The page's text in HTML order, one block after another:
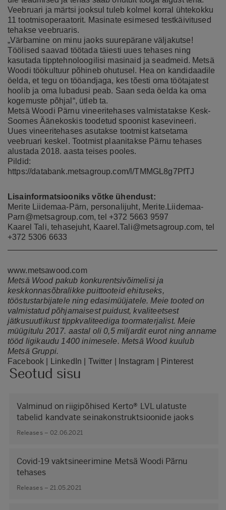
Veebruari ja märtsi jooksul tuleb kolmel korral ühtekokku
11 tootmisoperaatorit. Masinate esimesed testkäivitused
tehakse veebruaris.
„Värbamine on minu jaoks suurepärane väljakutse!
Töölised saavad töötada täiesti uues tehases ning
kasutada tipptehnoloogilisi masinaid ja seadmeid. Metsä
Woodi töökultuur põhineb ohutusel. Hea on kandidaadile
öelda, et tegu on tööandjaga, kes tõesti oma töötajatest
hoolib ja oma lubadusi peab. Saan seda öelda ka oma
kogemuste põhjal“, ütleb ta.
Metsä Woodi Pärnu vineeritehases valmistatakse Kesk-
Soomes Äänekoskis toodetud spoonist kasevineeri.
Uues vineeritehases asutakse tootmist katsetama
veebruari keskel. Tootmist plaanitakse Pärnu tehases
alustada 2018. aasta teises pooles.
Pildid:
https://databank.metsagroup.com/l/TMMGL8g7PfTJ
Lisainformatsiooniks võtke ühendust:
Merite Liidemaa-Pärn, personalijuht, Merite.Liidemaa-
Parn@metsagroup.com, tel +372 5663 9597
Kaarel Tali, tehasejuht, Kaarel.Tali@metsagroup.com, tel
+372 5306 6633
www.metsawood.com
Metsä Wood pakub konkurentsivõimelisi ja
keskkonnasõbralikke puittooteid ehituseks,
tööstustarbijatele ning edasimüüjatele. Meie tooted on
valmistatud põhjamaisest puidust, kvaliteetsest
jätkusuutlikust tippkvaliteediga toormaterjalist. Meie
müügitulu 2017. aastal oli 0,5 miljardit eurot ning anname
tööd ligikaudu 1400 inimesele. Metsä Wood kuulub
Metsä Gruppi.
Facebook
LinkedIn Twitter Instagram Pinterest
Seotud sisu
Valminud on riigipõhised Kerto® LVL ulatuste
tabelid kandvate seinakonstruktsioonide jaoks
Releases – 02.06.2021
Covid-19 vaktsineerimine Metsä Woodi Pärnu
tehases
Releases – 21.05.2021